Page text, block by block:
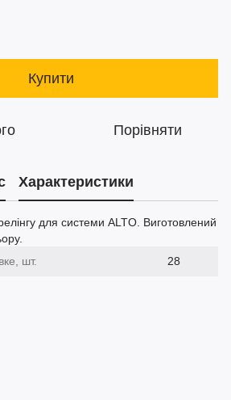
Купити
Порівняти
Характеристики
для системи ALTO. Виготовлений
шт.
28